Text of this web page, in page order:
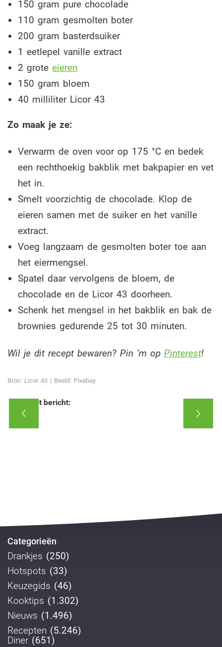
150 gram pure chocolade
110 gram gesmolten boter
200 gram basterdsuiker
1 eetlepel vanille extract
2 grote eieren
150 gram bloem
40 milliliter Licor 43
Zo maak je ze:
Verwarm de oven voor op 175 °C en bedek
een rechthoekig bakblik met bakpapier en vet
het in.
Smelt voorzichtig de chocolade. Klop de
eieren samen met de suiker en het vanille
extract.
Voeg langzaam de gesmolten boter toe aan
het eiermengsel.
Spatel daar vervolgens de bloem, de
chocolade en de Licor 43 doorheen.
Schenk het mengsel in het bakblik en bak de
brownies gedurende 25 tot 30 minuten.
Wil je dit recept bewaren? Pin ‘m op Pinterest!
Bron: Licor 43 | Beeld: Pixabay
Deel dit bericht:
Categorieën
Drankjes (250)
Hotspots (33)
Keuzegids (46)
Kooktips (1.302)
Nieuws (1.496)
Recepten (5.246)
Diner (651)